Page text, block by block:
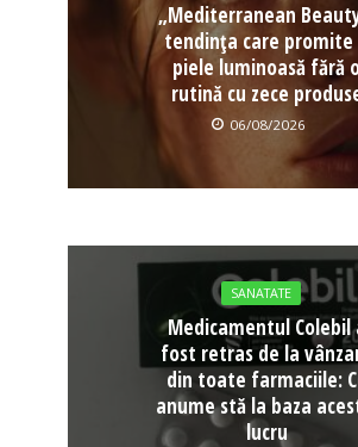
„Mediterranean
tendința care promite
piele luminoasă fără
rutină cu zece
06/08/2026
SANATATE
Medicamentul Colebil
fost retras de la
din toate farmaciile:
anume stă la baza
lucru